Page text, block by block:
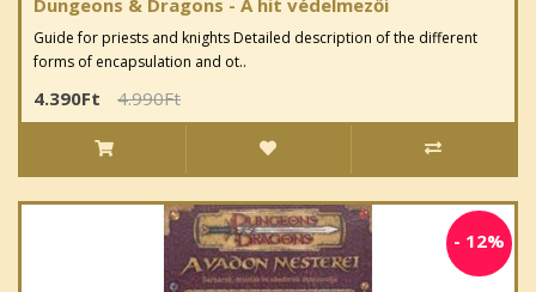
Guide for priests and knights Detailed description of the different
forms of encapsulation and ot..
4.390Ft 4.990Ft
- 12%